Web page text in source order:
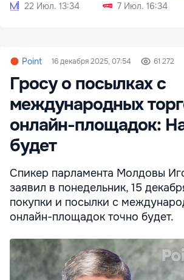
22 Июл. 13:34
7 Июл. 16:34
Point 16 декабря 2025, 07:54 61 272
Гросу о посылках с
международных
онлайн-площадок:
будет
Спикер парламента Молдовы
заявил в понедельник, 15
покупки и посылки с
онлайн-площадок точно будет.